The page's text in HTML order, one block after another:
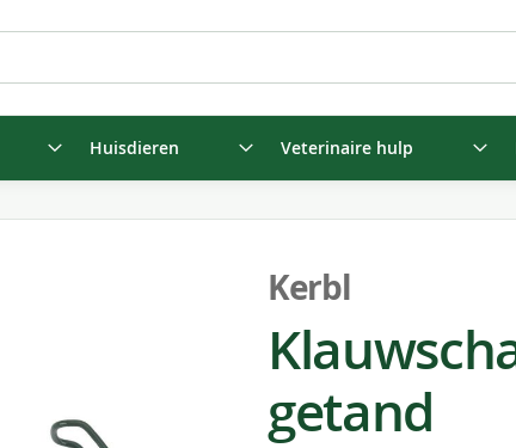
Huisdieren Veterinaire hulp
Kerbl
getand